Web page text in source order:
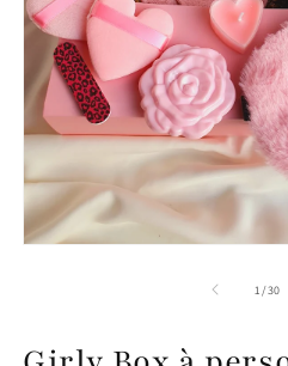
fenêtre
1/de
30